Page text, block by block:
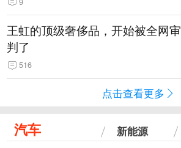
王虹的顶级奢侈品，开始被全网审
判了
516
点击查看更多
汽车 新能源